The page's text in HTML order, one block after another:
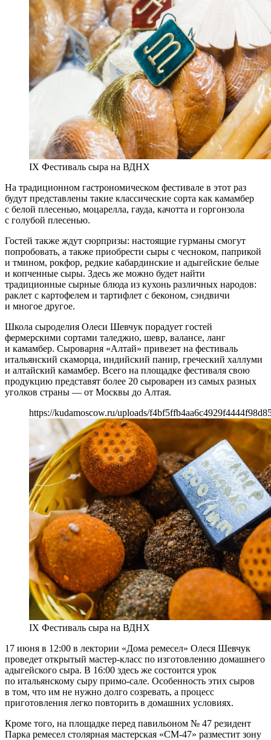
IX Фестиваль сыра на ВДНХ
На традиционном гастрономическом фестивале в этот раз
будут представлены такие классические сорта как камамбер
с белой плесенью, моцарелла, гауда, качотта и горгонзола
с голубой плесенью.
Гостей также ждут сюрпризы: настоящие гурманы смогут
попробовать, а также приобрести сыры с чесноком, паприкой
и тмином, рокфор, редкие кабардинские и адыгейские белые
и копченные сыры. Здесь же можно будет найти
традиционные сырные блюда из кухонь различных народов:
раклет с картофелем и тартифлет с беконом, сэндвичи
и многое другое.
Школа сыроделия Олеси Шевчук порадует гостей
фермерскими сортами таледжио, шевр, валансе, ланг
и камамбер. Сыроварня «Алтай» привезет на фестиваль
итальянский скаморца, индийский панир, греческий халлуми
и алтайский камамбер. Всего на площадке фестиваля свою
продукцию представят более 20 сыроварен из самых разных
уголков страны — от Москвы до Алтая.
https://kudamoscow.ru/uploads/
IX Фестиваль сыра на ВДНХ
17 июня в 12:00 в лектории «Дома ремесел» Олеся Шевчук
проведет открытый мастер-класс по изготовлению домашнего
адыгейского сыра. В 16:00 здесь же состоится урок
по итальянскому сыру примо-сале. Особенность этих сыров
в том, что им не нужно долго созревать, а процесс
приготовления легко повторить в домашних условиях.
Кроме того, на площадке перед павильоном № 47 резидент
Парка ремесел столярная мастерская «СМ-47» разместит зону